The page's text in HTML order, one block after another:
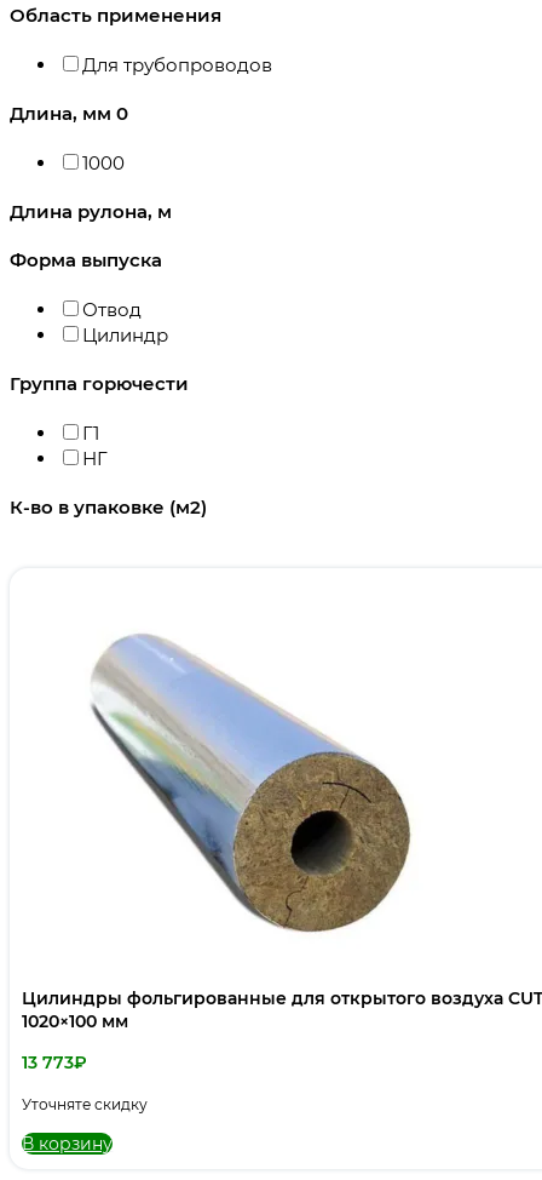
Область применения
Для трубопроводов
Длина, мм 0
1000
Длина рулона, м
Форма выпуска
Отвод
Цилиндр
Группа горючести
Г1
НГ
К-во в упаковке (м2)
Цилиндры фольгированные для открытого воздуха
1020×100 мм
13 773₽
Уточняте скидку
В корзину